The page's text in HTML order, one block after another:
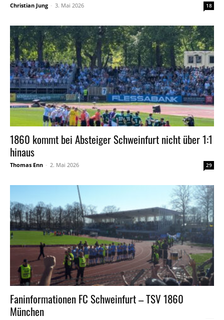
Christian Jung - 3. Mai 2026 18
1860 kommt bei Absteiger Schweinfurt nicht über 1:1
hinaus
Thomas Enn - 2. Mai 2026 29
Faninformationen FC Schweinfurt – TSV 1860
München